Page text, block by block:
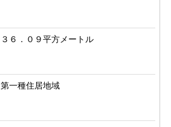
３６．０９平方メートル
第一種住居地域